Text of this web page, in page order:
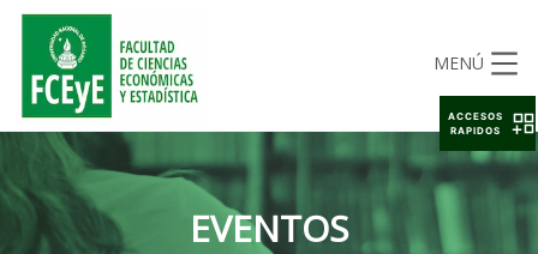
MENÚ
EVENTOS
ACCESOS
RAPIDOS